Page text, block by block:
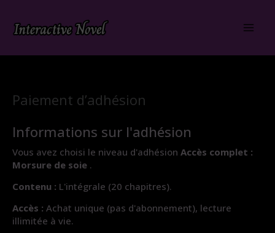
Paiement d’adhésion
Informations sur l'adhésion
Vous avez choisi le niveau d'adhésion Accès complet :
Morsure de soie .
Contenu : L'intégrale (20 chapitres).
Accès : Achat unique (pas d'abonnement), lecture
illimitée à vie.